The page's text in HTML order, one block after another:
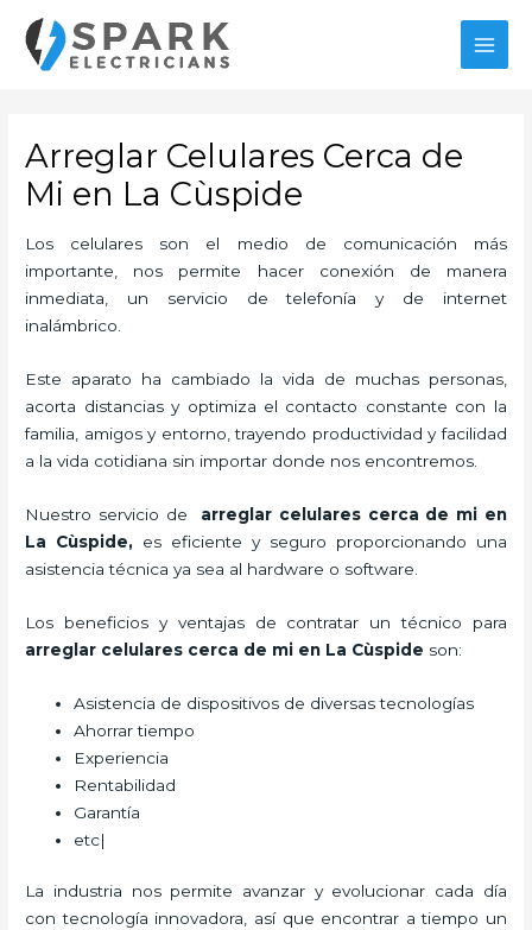
contenido
Arreglar Celulares Cerca de
Mi en La Cùspide
Los celulares son el medio de comunicación más
importante, nos permite hacer conexión de manera
inmediata, un servicio de telefonía y de internet
inalámbrico.
Este aparato ha cambiado la vida de muchas personas,
acorta distancias y optimiza el contacto constante con la
familia, amigos y entorno, trayendo productividad y facilidad
a la vida cotidiana sin importar donde nos encontremos.
Nuestro servicio de arreglar celulares cerca de mi en
La Cùspide, es eficiente y seguro proporcionando una
asistencia técnica ya sea al hardware o software.
Los beneficios y ventajas de contratar un técnico para
arreglar celulares cerca de mi en La Cùspide son:
Asistencia de dispositivos de diversas tecnologías
Ahorrar tiempo
Experiencia
Rentabilidad
Garantía
etc|
La industria nos permite avanzar y evolucionar cada día
con tecnología innovadora, así que encontrar a tiempo un